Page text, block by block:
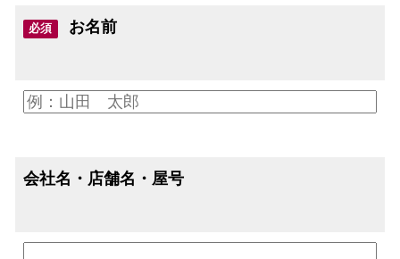
必須 お名前
会社名・店舗名・屋号